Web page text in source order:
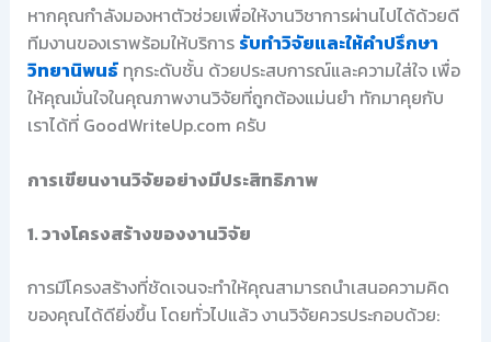
หากคุณกำลังมองหาตัวช่วยเพื่อให้งานวิชาการผ่านไปได้ด้วยดี
ทีมงานของเราพร้อมให้บริการ รับทำวิจัยและให้คำปรึกษา
วิทยานิพนธ์ทุกระดับชั้น ด้วยประสบการณ์และความใส่ใจ เพื่อ
ให้คุณมั่นใจในคุณภาพงานวิจัยที่ถูกต้องแม่นยำ ทักมาคุยกับ
เราได้ที่ GoodWriteUp.com ครับ
การเขียนงานวิจัยอย่างมีประสิทธิภาพ
1. วางโครงสร้างของงานวิจัย
การมีโครงสร้างที่ชัดเจนจะทำให้คุณสามารถนำเสนอความคิด
ของคุณได้ดียิ่งขึ้น โดยทั่วไปแล้ว งานวิจัยควรประกอบด้วย: